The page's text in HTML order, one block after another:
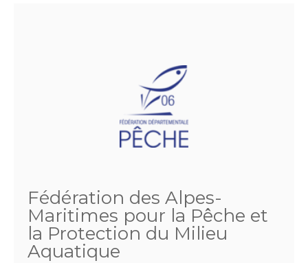
Fédération des Alpes-
Maritimes pour la Pêche et
la Protection du Milieu
Aquatique